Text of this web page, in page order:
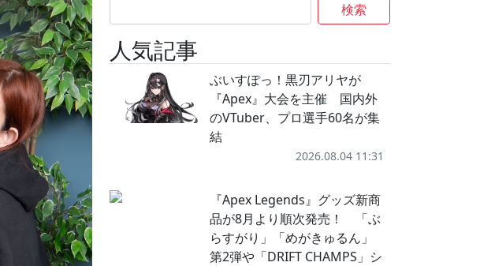
検索
人気記事
ぶいすぽっ！黒刃アリヤが
『Apex』大会を主催 国内外
のVTuber、プロ選手60名が集
結
2026.08.04 11:31
『Apex Legends』グッズ新商
品が8月より順次発売！ 「ぶ
らすがり」「めがきゅるん」
第2弾や「DRIFT CHAMPS」シ